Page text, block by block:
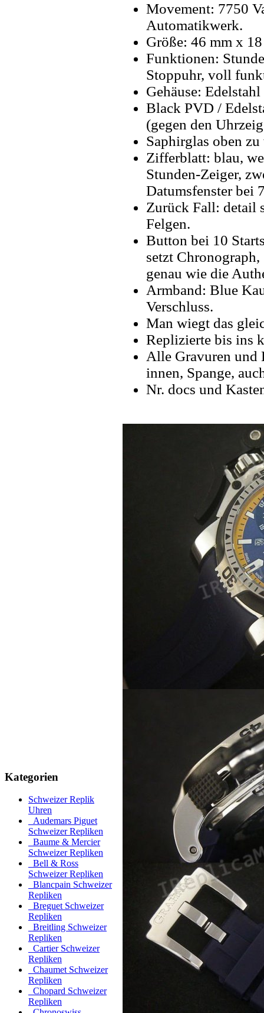
Kategorien
Schweizer Replik
Uhren
Audemars Piguet
Schweizer Repliken
Baume & Mercier
Schweizer Repliken
Bell & Ross
Schweizer Repliken
Blancpain Schweizer
Repliken
Breguet Schweizer
Repliken
Breitling Schweizer
Repliken
Cartier Schweizer
Repliken
Chaumet Schweizer
Repliken
Chopard Schweizer
Repliken
Movement: 7750
Automatikwerk.
Größe: 46 mm x
Funktionen:
Stoppuhr, voll
Gehäuse:
Black PVD /
(gegen den
Saphirglas oben
Zifferblatt: blau,
Stunden-Zeiger,
Datumsfenster bei
Zurück Fall: detail
Felgen.
Button bei 10
setzt
genau wie die
Armband: Blue
Verschluss.
Man wiegt das
Replizierte bis ins
Alle Gravuren und
innen, Spange,
Nr. docs und